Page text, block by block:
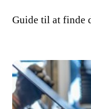
Guide til at finde